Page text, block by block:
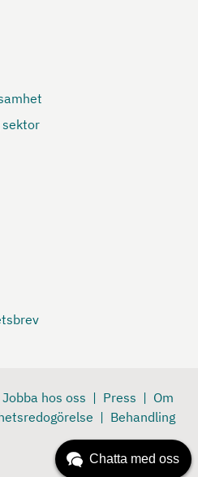
sektor
Jobba hos oss Press
Om
Behandling